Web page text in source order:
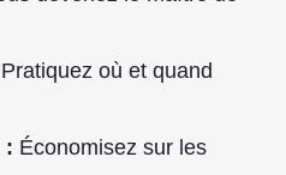
Pratiquez où et quand
: Économisez sur les